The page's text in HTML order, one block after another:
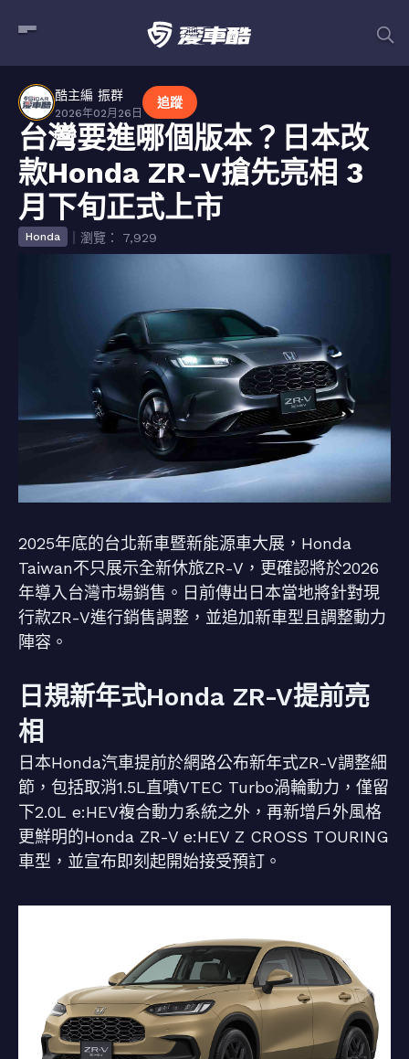
酷主編 振群
2026年02月26日
追蹤
台灣要進哪個版本？日本改
款Honda ZR-V搶先亮相 3
月下旬正式上市
Honda ｜瀏覽： 7,929
2025年底的台北新車暨新能源車大展，Honda
Taiwan不只展示全新休旅ZR-V，更確認將於2026
年導入台灣市場銷售。日前傳出日本當地將針對現
行款ZR-V進行銷售調整，並追加新車型且調整動力
陣容。
日規新年式Honda ZR-V提前亮
相
日本Honda汽車提前於網路公布新年式ZR-V調整細
節，包括取消1.5L直噴VTEC Turbo渦輪動力，僅留
下2.0L e:HEV複合動力系統之外，再新增戶外風格
更鮮明的Honda ZR-V e:HEV Z CROSS TOURING
車型，並宣布即刻起開始接受預訂。